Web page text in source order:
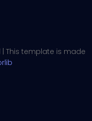
| This template is made